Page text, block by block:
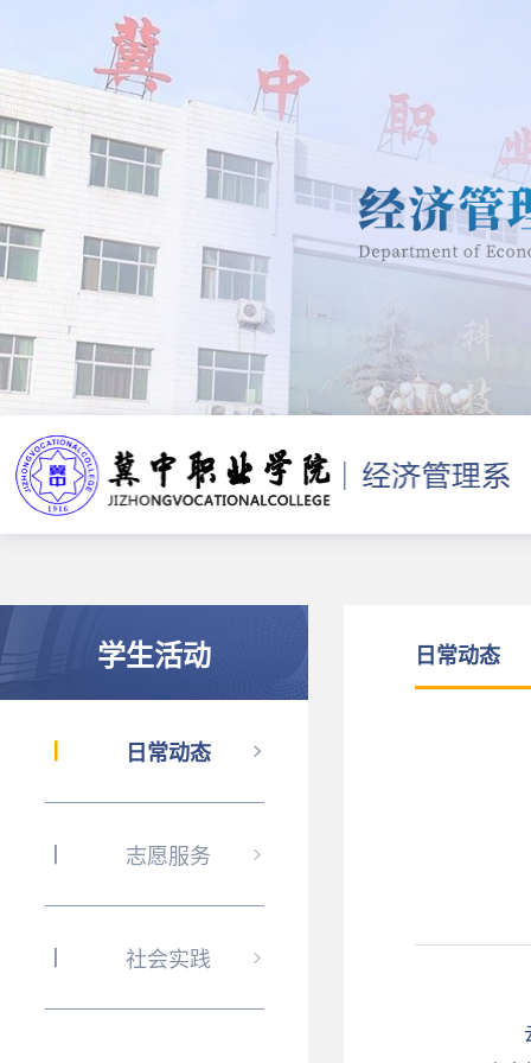
学生活动
日常动态
志愿服务
社会实践
日常动态